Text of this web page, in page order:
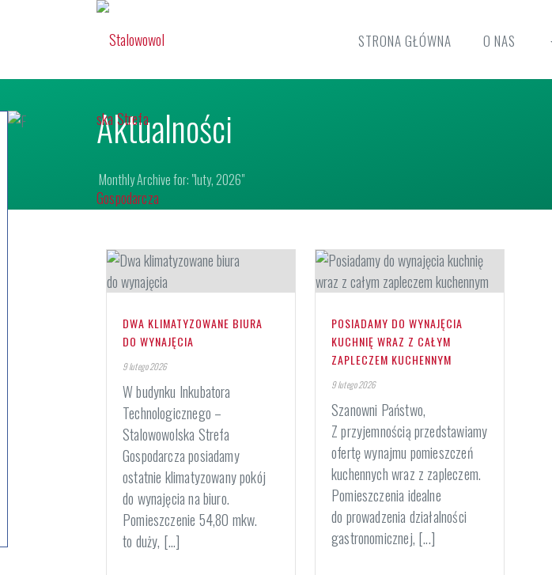
STRONA GŁÓWNA O NAS
Aktualności
Monthly Archive for: "luty, 2026"
DWA KLIMATYZOWANE BIURA
DO WYNAJĘCIA
9 lutego 2026
W budynku Inkubatora
Technologicznego –
Stalowowolska Strefa
Gospodarcza posiadamy
ostatnie klimatyzowany pokój
do wynajęcia na biuro.
Pomieszczenie 54,80 mkw.
to duży, [...]
POSIADAMY DO WYNAJĘCIA
KUCHNIĘ WRAZ Z CAŁYM
ZAPLECZEM KUCHENNYM
9 lutego 2026
Szanowni Państwo,
Z przyjemnością przedstawiamy
ofertę wynajmu pomieszczeń
kuchennych wraz z zapleczem.
Pomieszczenia idealne
do prowadzenia działalności
gastronomicznej, [...]